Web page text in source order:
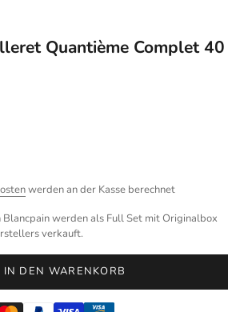
Quantième Complet 40
werden an der Kasse berechnet
Blancpain werden als Full Set mit Originalbox
verkauft.
IN DEN WARENKORB